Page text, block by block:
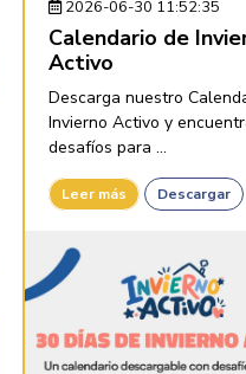
2026-06-30 11:52:35
Calendario de
Activo
Descarga nuestro
Invierno Activo y
desafíos para ...
Leer más Descargar